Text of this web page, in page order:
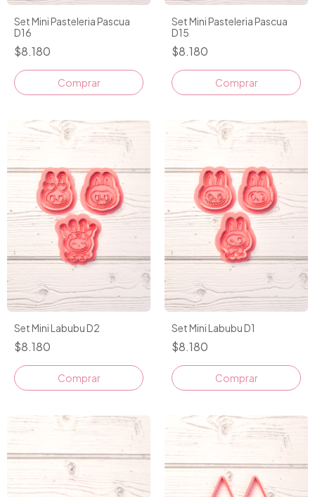
Set Mini Pasteleria Pascua
D16
$8.180
Set Mini Pasteleria Pascua
D15
$8.180
Set Mini Labubu D2
$8.180
Set Mini Labubu D1
$8.180